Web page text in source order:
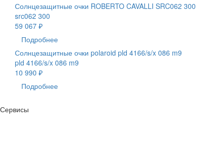
Солнцезащитные очки ROBERTO CAVALLI SRC062 300
src062 300
59 067 ₽
Подробнее
Солнцезащитные очки polaroid pld 4166/s/x 086 m9
pld 4166/s/x 086 m9
10 990 ₽
Подробнее
Сервисы